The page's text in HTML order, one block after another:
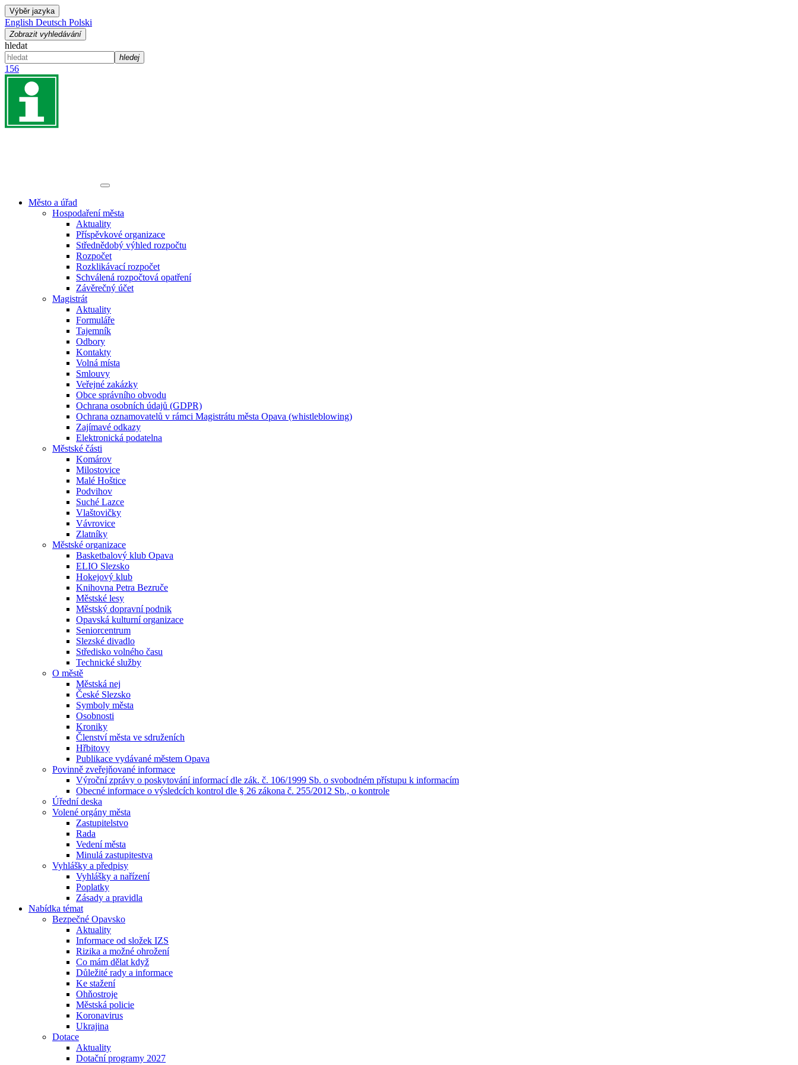
Výběr jazyka
English Deutsch Polski
Zobrazit vyhledávání
hledat
hledej
156
Město a úřad
Hospodaření města
Aktuality
Příspěvkové organizace
Střednědobý výhled rozpočtu
Rozpočet
Rozklikávací rozpočet
Schválená rozpočtová opatření
Závěrečný účet
Magistrát
Aktuality
Formuláře
Tajemník
Odbory
Kontakty
Volná místa
Smlouvy
Veřejné zakázky
Obce správního obvodu
Ochrana osobních údajů (GDPR)
Ochrana oznamovatelů v rámci Magistrátu města Opava (whistleblowing)
Zajímavé odkazy
Elektronická podatelna
Městské části
Komárov
Milostovice
Malé Hoštice
Podvihov
Suché Lazce
Vlaštovičky
Vávrovice
Zlatníky
Městské organizace
Basketbalový klub Opava
ELIO Slezsko
Hokejový klub
Knihovna Petra Bezruče
Městské lesy
Městský dopravní podnik
Opavská kulturní organizace
Seniorcentrum
Slezské divadlo
Středisko volného času
Technické služby
O městě
Městská nej
České Slezsko
Symboly města
Osobnosti
Kroniky
Členství města ve sdruženích
Hřbitovy
Publikace vydávané městem Opava
Povinně zveřejňované informace
Výroční zprávy o poskytování informací dle zák. č. 106/1999 Sb. o svobodném přístupu k informacím
Obecné informace o výsledcích kontrol dle § 26 zákona č. 255/2012 Sb., o kontrole
Úřední deska
Volené orgány města
Zastupitelstvo
Rada
Vedení města
Minulá zastupitestva
Vyhlášky a předpisy
Vyhlášky a nařízení
Poplatky
Zásady a pravidla
Nabídka témat
Bezpečné Opavsko
Aktuality
Informace od složek IZS
Rizika a možné ohrožení
Co mám dělat když
Důležité rady a informace
Ke stažení
Ohňostroje
Městská policie
Koronavirus
Ukrajina
Dotace
Aktuality
Dotační programy 2027